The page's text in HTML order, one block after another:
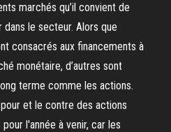
marchés qu’il convient de
le secteur. Alors que
consacrés aux financements à
monétaire, d’autres sont
terme comme les actions.
et le contre des actions
l'année à venir, car les